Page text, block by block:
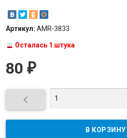
Артикул: AMR-3833
Осталась 1 штука
80 ₽
